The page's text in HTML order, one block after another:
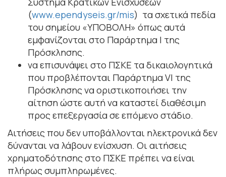
(www.ependyseis.gr/mis) τα σχετικά πεδία
του σημείου «ΥΠΟΒΟΛΗ» όπως αυτά
εμφανίζονται στο Παράρτημα Ι της
Πρόσκλησης.
να επισυνάψει στο ΠΣΚΕ τα δικαιολογητικά
που προβλέπονται Παράρτημα VI της
Πρόσκλησης να οριστικοποιήσει την
αίτηση ώστε αυτή να καταστεί διαθέσιμη
προς επεξεργασία σε επόμενο στάδιο.
Αιτήσεις που δεν υποβάλλονται ηλεκτρονικά δεν
δύνανται να λάβουν ενίσχυση. Οι αιτήσεις
χρηματοδότησης στο ΠΣΚΕ πρέπει να είναι
πλήρως συμπληρωμένες.